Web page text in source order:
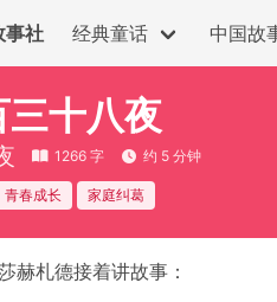
事社 经典童话 中国故
十八夜
1266 字 约 5 分钟
青春成长 家庭纠葛
赫札德接着讲故事：